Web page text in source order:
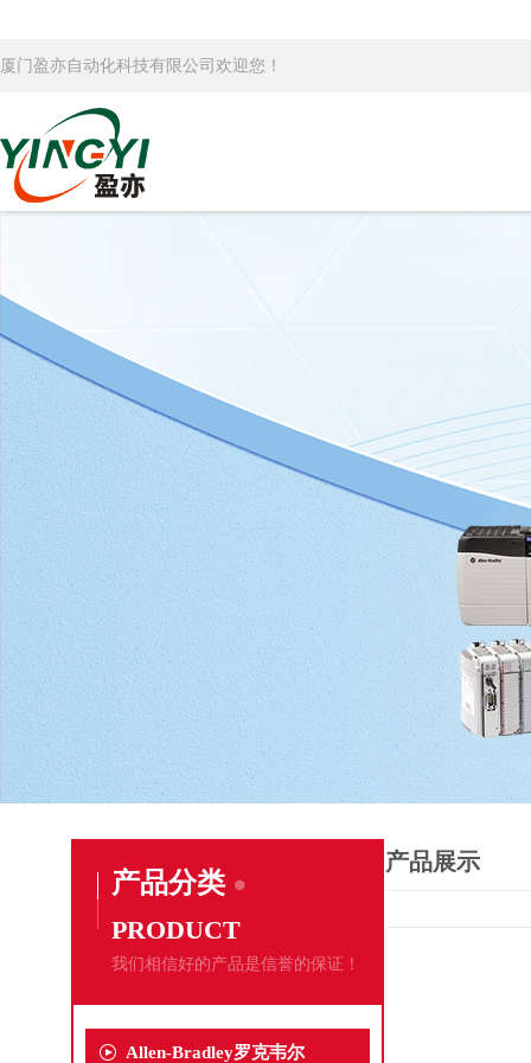
厦门盈亦自动化科技有限公司欢迎您！
产品分类
PRODUCT
我们相信好的产品是信誉的保证！
Allen-Bradley罗克韦尔
产品展示